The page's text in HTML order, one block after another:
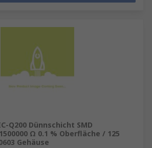
Q200 Dünnschicht SMD
Ω 0.1 % Oberfläche / 125
Gehäuse